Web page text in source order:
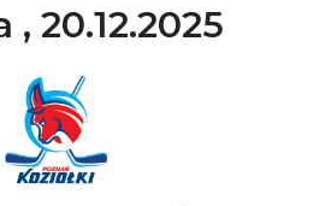
, 20.12.2025